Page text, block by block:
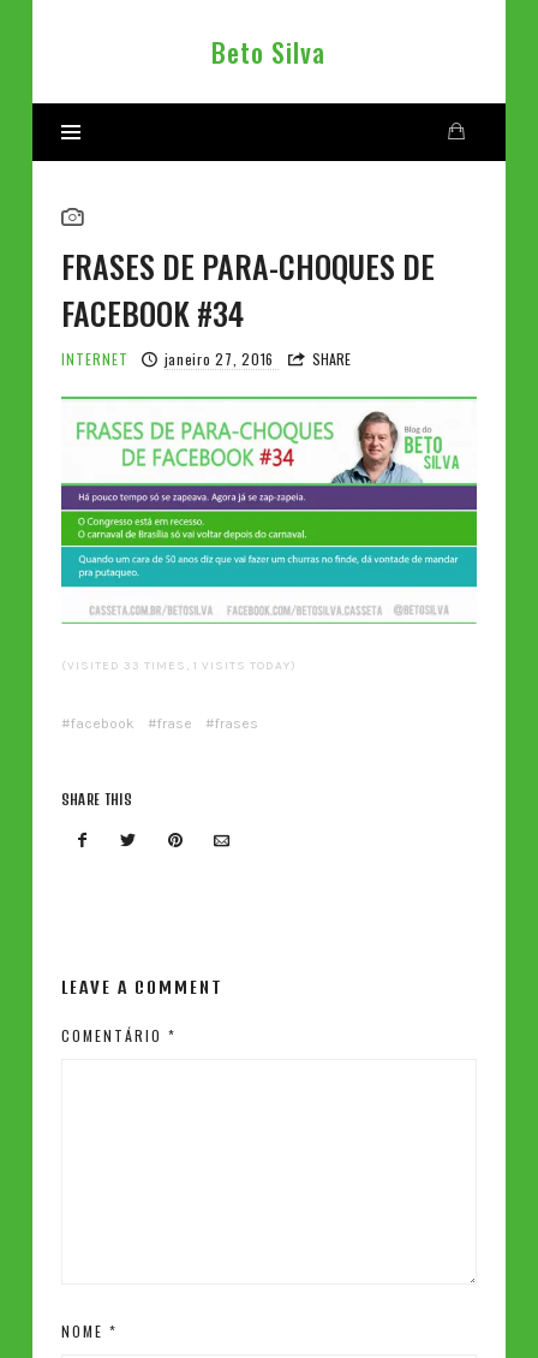
Beto
Beto Silva
FRASES DE PARA-CHOQUES DE
FACEBOOK #34
INTERNET janeiro 27, 2016 SHARE
(VISITED 33 TIMES, 1 VISITS TODAY)
facebook frase frases
SHARE THIS
LEAVE A COMMENT
COMENTÁRIO *
NOME *